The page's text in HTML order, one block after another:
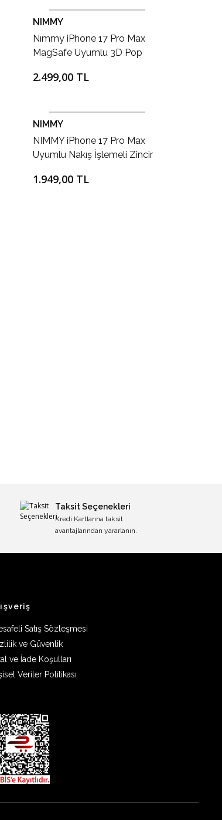
NIMMY
Nımmy iPhone 17 Pro Max
MagSafe Uyumlu 3D Pop
Zincir Köpek Detaylı Cool
2.499,00 TL
NIMMY
NIMMY iPhone 17 Pro Max
Uyumlu Nakış İşlemeli Zincir
Collie Köpek Desenli Kılıf
1.949,00 TL
Taksit Seçenekleri
Kredi Kartlarına taksit
avantajlarından yararlanın.
Satış Sözleşmesi
ve Güvenlik
ve İade Koşulları
Veriler Politikası